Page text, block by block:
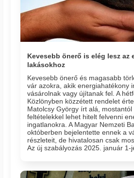
Kevesebb önerő is elég lesz az
lakásokhoz
Kevesebb önerő és magasabb
vár azokra, akik energiahatékony
vásárolnak vagy újítanak fel. A
Közlönyben közzétett rendelet
Matolcsy György írt alá,
feltételekkel lehet hitelt felvenni
ingatlanokra. A Magyar Nemzeti
októberben bejelentette ennek a
részleteit, de hivatalosan csak
Az új szabályozás 2025. január 1-